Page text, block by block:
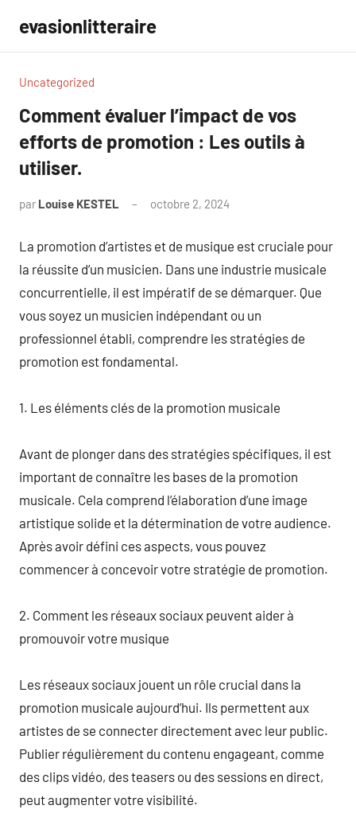
contenu
evasionlitteraire
Uncategorized
Comment évaluer l’impact de vos
efforts de promotion : Les outils à
utiliser.
par Louise KESTEL octobre 2, 2024
La promotion d’artistes et de musique est cruciale pour
la réussite d’un musicien. Dans une industrie musicale
concurrentielle, il est impératif de se démarquer. Que
vous soyez un musicien indépendant ou un
professionnel établi, comprendre les stratégies de
promotion est fondamental.
1. Les éléments clés de la promotion musicale
Avant de plonger dans des stratégies spécifiques, il est
important de connaître les bases de la promotion
musicale. Cela comprend l’élaboration d’une image
artistique solide et la détermination de votre audience.
Après avoir défini ces aspects, vous pouvez
commencer à concevoir votre stratégie de promotion.
2. Comment les réseaux sociaux peuvent aider à
promouvoir votre musique
Les réseaux sociaux jouent un rôle crucial dans la
promotion musicale aujourd’hui. Ils permettent aux
artistes de se connecter directement avec leur public.
Publier régulièrement du contenu engageant, comme
des clips vidéo, des teasers ou des sessions en direct,
peut augmenter votre visibilité.